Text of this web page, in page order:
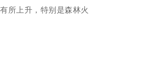
所上升，特别是森林火